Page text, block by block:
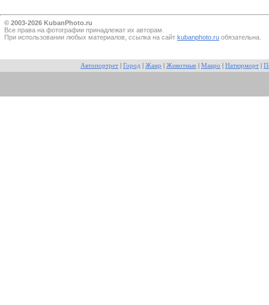
© 2003-2026 KubanPhoto.ru
Все прaва на фотографии принадлежат их авторам.
При использовании любых материалов, ссылка на сайт kubanphoto.ru обязательна.
Автопортрет Город Жанр Животные Макро Натюрморт